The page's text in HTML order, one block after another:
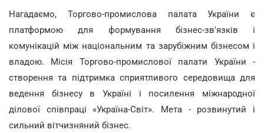
Нагадаємо, Торгово-промислова палата України є
платформою для формування бізнес-зв'язків і
комунікацій між національним та зарубіжним бізнесом і
владою. Місія Торгово-промислової палати України -
створення та підтримка сприятливого середовища для
ведення бізнесу в Україні і посилення міжнародної
ділової співпраці «Україна-Світ». Мета - розвинутий і
сильний вітчизняний бізнес.